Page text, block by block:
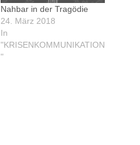
Nahbar in der Tragödie
24. März 2018
In
"KRISENKOMMUNIKATION
"